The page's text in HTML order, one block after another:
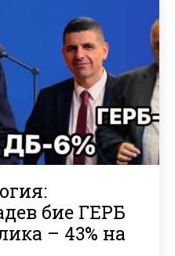
бие ГЕРБ
– 43% на